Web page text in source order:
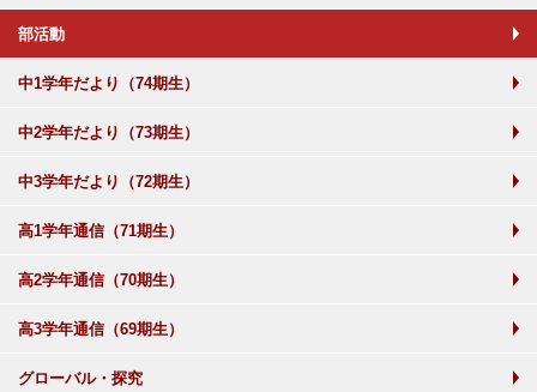
部活動
中1学年だより（74期生）
中2学年だより（73期生）
中3学年だより（72期生）
高1学年通信（71期生）
高2学年通信（70期生）
高3学年通信（69期生）
グローバル・探究